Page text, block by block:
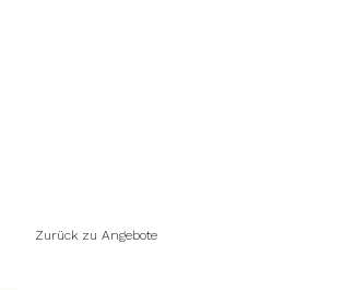
Zurück zu Angebote